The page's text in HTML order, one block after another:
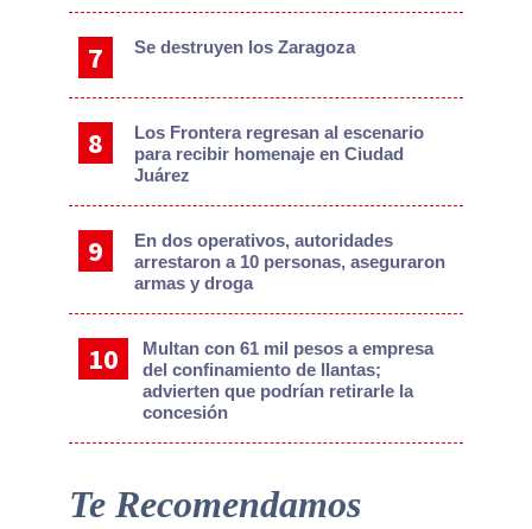
Se destruyen los Zaragoza
Los Frontera regresan al escenario
para recibir homenaje en Ciudad
Juárez
En dos operativos, autoridades
arrestaron a 10 personas, aseguraron
armas y droga
Multan con 61 mil pesos a empresa
del confinamiento de llantas;
advierten que podrían retirarle la
concesión
Te Recomendamos